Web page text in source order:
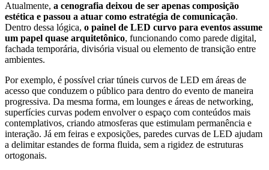
Atualmente, a cenografia deixou de ser apenas composição
estética e passou a atuar como estratégia de comunicação.
Dentro dessa lógica, o painel de LED curvo para eventos assume
um papel quase arquitetônico, funcionando como parede digital,
fachada temporária, divisória visual ou elemento de transição entre
ambientes.
Por exemplo, é possível criar túneis curvos de LED em áreas de
acesso que conduzem o público para dentro do evento de maneira
progressiva. Da mesma forma, em lounges e áreas de networking,
superfícies curvas podem envolver o espaço com conteúdos mais
contemplativos, criando atmosferas que estimulam permanência e
interação. Já em feiras e exposições, paredes curvas de LED ajudam
a delimitar estandes de forma fluida, sem a rigidez de estruturas
ortogonais.